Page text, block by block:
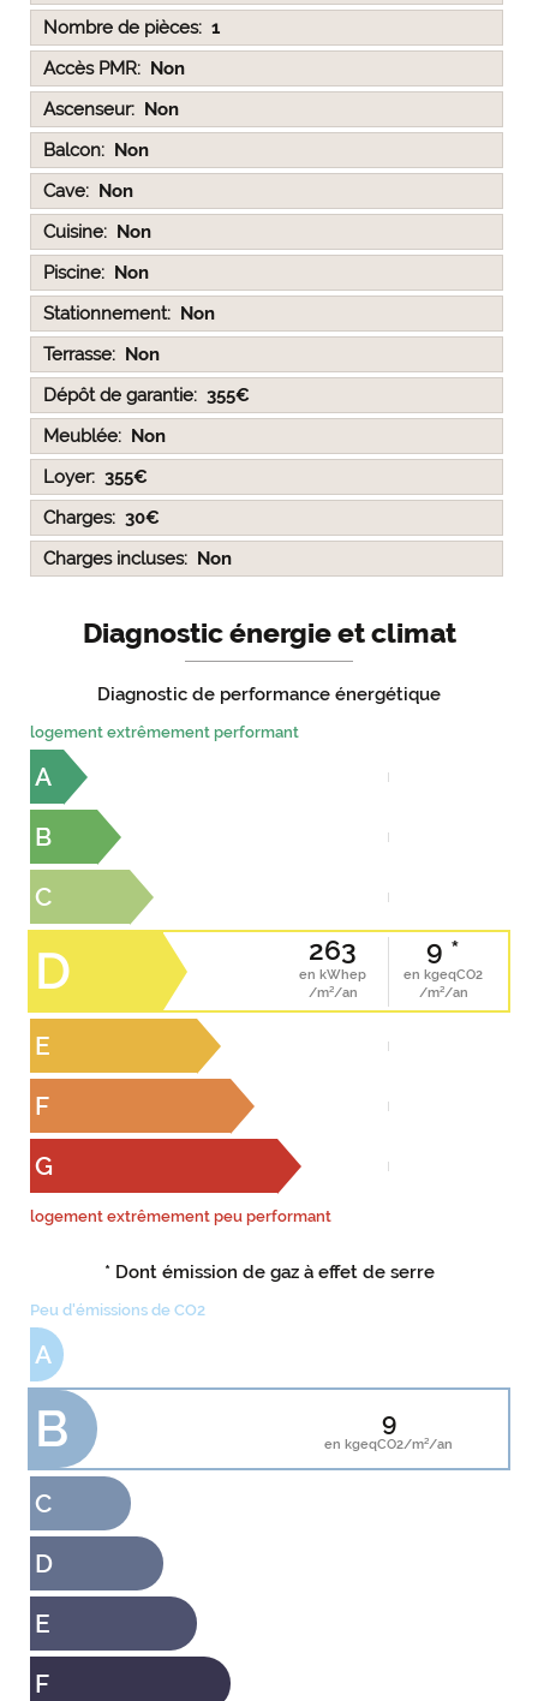
Nombre de pièces
1
Accès PMR
Non
Ascenseur
Non
Balcon
Non
Cave
Non
Cuisine
Non
Piscine
Non
Stationnement
Non
Terrasse
Non
Dépôt de garantie
355€
Meublée
Non
Loyer
355€
Charges
30€
Charges incluses
Non
Diagnostic énergie et climat
Diagnostic de performance énergétique
logement extrêmement performant
A
B
C
D 263
en kWhep
/m²/an
9 *
en kgeqCO2
/m²/an
E
F
G
logement extrêmement peu performant
* Dont émission de gaz à effet de serre
Peu d'émissions de CO2
A
B 9
en kgeqCO2/m²/an
C
D
E
F